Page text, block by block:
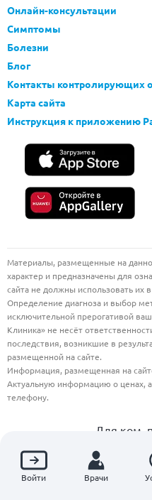
Онлайн-консультации
Симптомы
Болезни
Блог
Контакты контролирующих
Карта сайта
Инструкция к приложению
Материалы, размещенные на
характер и предназначены для
сайта не должны использовать их
Определение диагноза и выбор
исключительной прерогативой
Клиника» не несёт
последствия, возникшие в
размещенной на сайте.
Информация, размещенная на
Актуальную информацию о ценах,
телефону.
Для ком.
Независимая оценка
медицинскими
Войти Врачи